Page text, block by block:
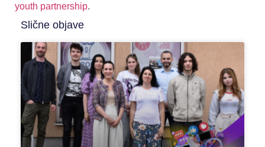
youth partnership.
Slične objave